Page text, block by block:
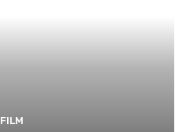
FILM